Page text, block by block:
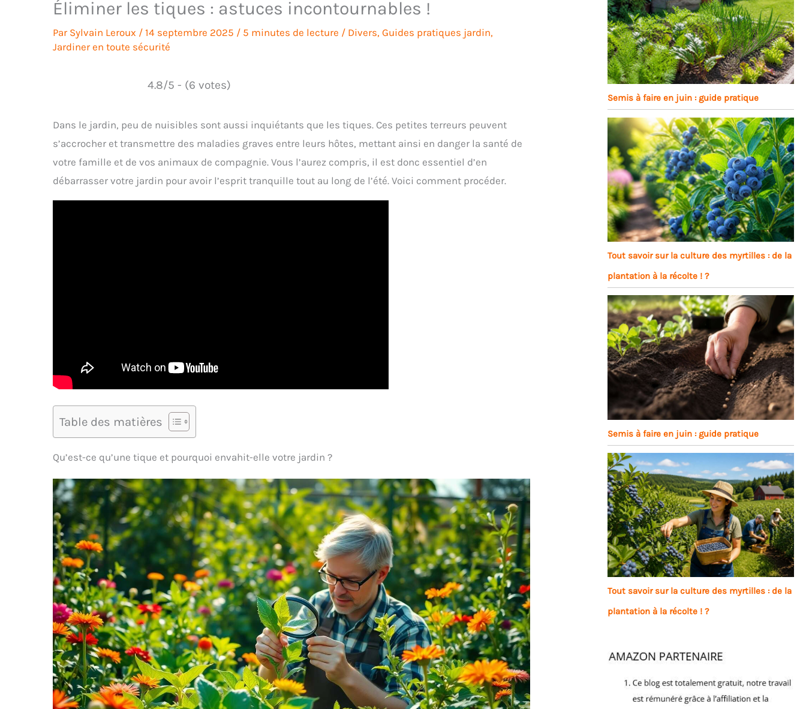
Éliminer les tiques : astuces incontournables !
Par Sylvain Leroux / 14 septembre 2025 / 5 minutes de lecture / Divers, Guides pratiques jardin,
Jardiner en toute sécurité
4.8/5 - (6 votes)
Dans le jardin, peu de nuisibles sont aussi inquiétants que les tiques. Ces petites terreurs peuvent
s’accrocher et transmettre des maladies graves entre leurs hôtes, mettant ainsi en danger la santé de
votre famille et de vos animaux de compagnie. Vous l’aurez compris, il est donc essentiel d’en
débarrasser votre jardin pour avoir l’esprit tranquille tout au long de l’été. Voici comment procéder.
Table des matières
Qu’est-ce qu’une tique et pourquoi envahit-elle votre jardin ?
Semis à faire en juin : guide pratique
Tout savoir sur la culture des myrtilles : de la
plantation à la récolte ! ?
Semis à faire en juin : guide pratique
Tout savoir sur la culture des myrtilles : de la
plantation à la récolte ! ?